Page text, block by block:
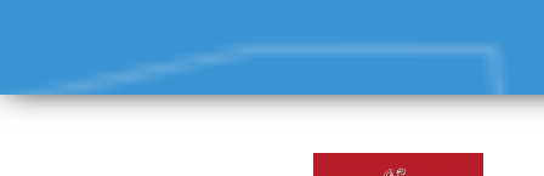
lorem ipsum